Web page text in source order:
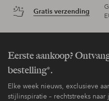
Gratis verzending
Eerste aankoop?
bestelling*.
Elke week nieuws, exclusieve
stijlinspiratie – rechtstreeks naar